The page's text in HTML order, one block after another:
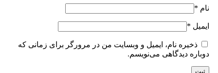
نام *
ایمیل *
ذخیره نام، ایمیل و وبسایت من در مرورگر برای زمانی که
دوباره دیدگاهی می‌نویسم.